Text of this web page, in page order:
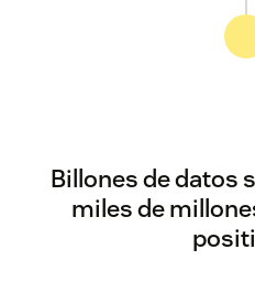
Billones de datos
miles de